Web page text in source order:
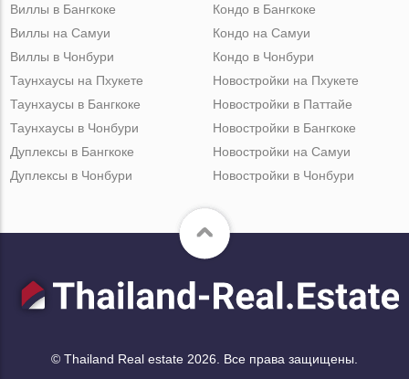
Виллы в Бангкоке
Виллы на Самуи
Виллы в Чонбури
Кондо в Бангкоке
Кондо на Самуи
Кондо в Чонбури
Таунхаусы на Пхукете
Таунхаусы в Бангкоке
Таунхаусы в Чонбури
Дуплексы в Бангкоке
Дуплексы в Чонбури
Новостройки на Пхукете
Новостройки в Паттайе
Новостройки в Бангкоке
Новостройки на Самуи
Новостройки в Чонбури
© Thailand Real estate 2026. Все права защищены.